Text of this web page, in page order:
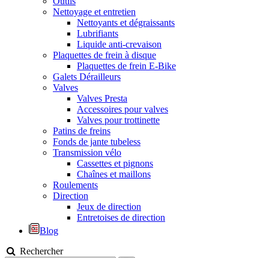
Nettoyage et entretien
Nettoyants et dégraissants
Lubrifiants
Liquide anti-crevaison
Plaquettes de frein à disque
Plaquettes de frein E-Bike
Galets Dérailleurs
Valves
Valves Presta
Accessoires pour valves
Valves pour trottinette
Patins de freins
Fonds de jante tubeless
Transmission vélo
Cassettes et pignons
Chaînes et maillons
Roulements
Direction
Jeux de direction
Entretoises de direction
Blog
Rechercher